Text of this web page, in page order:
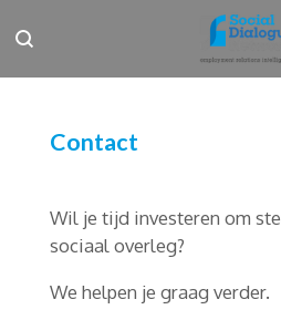
direct
naar
hoofdinhoud
Contact
Wil je tijd investeren om
sociaal overleg?
We helpen je graag verder.